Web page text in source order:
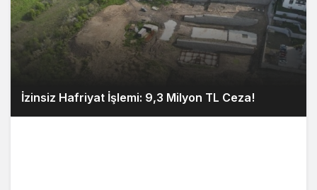
İzinsiz Hafriyat İşlemi: 9,3 Milyon TL Ceza!